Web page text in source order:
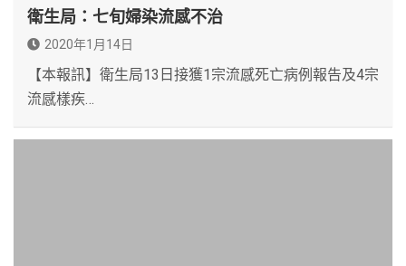
衛生局：七旬婦染流感不治
2020年1月14日
【本報訊】衛生局13日接獲1宗流感死亡病例報告及4宗
流感樣疾…